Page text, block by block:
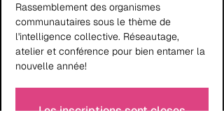
Rassemblement des organismes
communautaires sous le thème de
l'intelligence collective. Réseautage,
atelier et conférence pour bien entamer la
nouvelle année!
Les inscriptions sont closes